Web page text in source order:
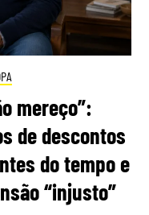
mereço”:
de descontos
do tempo e
“injusto”